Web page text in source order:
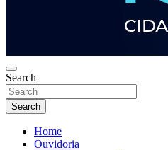
Search
Search
Home
Ouvidoria